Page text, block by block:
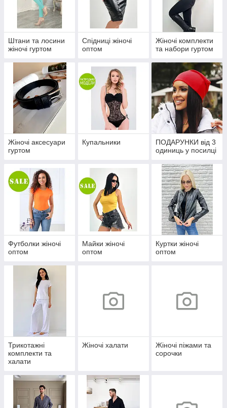
Штани та лосини
жіночі гуртом
Спідниці жіночі
оптом
Жіночі комплекти
та набори гуртом
Жіночі аксесуари
гуртом
Купальники
ПОДАРУНКИ від 3
одиниць у посилці
Футболки жіночі
оптом
Майки жіночі
оптом
Куртки жіночі
оптом
Трикотажні
комплекти та
халати
Жіночі халати
Жіночі піжами та
сорочки